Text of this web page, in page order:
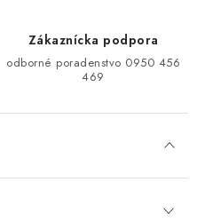
Zákaznícka podpora
odborné poradenstvo 0950 456
469